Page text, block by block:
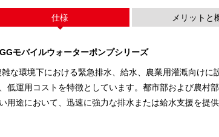
Vシリーズ 94-285 kVA Vシリーズ
仕様 メリットと
モバイルウォーターポンプシリーズ
雑な環境下における緊急排水、給水、農業用灌漑向け
低運用コストを特徴としています。都市部および農村
用途において、迅速に強力な排水または給水支援を提供